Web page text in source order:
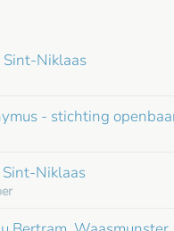
Niklaas
- stichting
Niklaas